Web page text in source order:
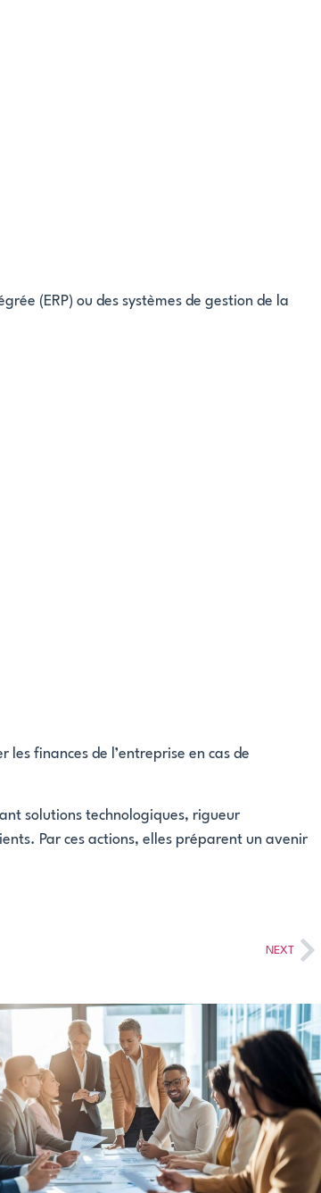
(ERP) ou des systèmes de gestion de la
finances de l’entreprise en cas de
solutions technologiques, rigueur
Par ces actions, elles préparent un avenir
NEXT